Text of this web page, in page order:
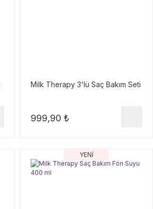
Milk Therapy 3'lü Saç Bakım Seti
999,90 ₺
YENİ